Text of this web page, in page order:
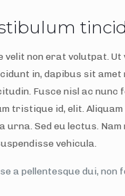
velit non erat volutpat.
in, dapibus sit
Fusce nisl ac nunc
tristique id, elit.
urna. Sed eu lectus.
vehicula.
a pellentesque dui, non